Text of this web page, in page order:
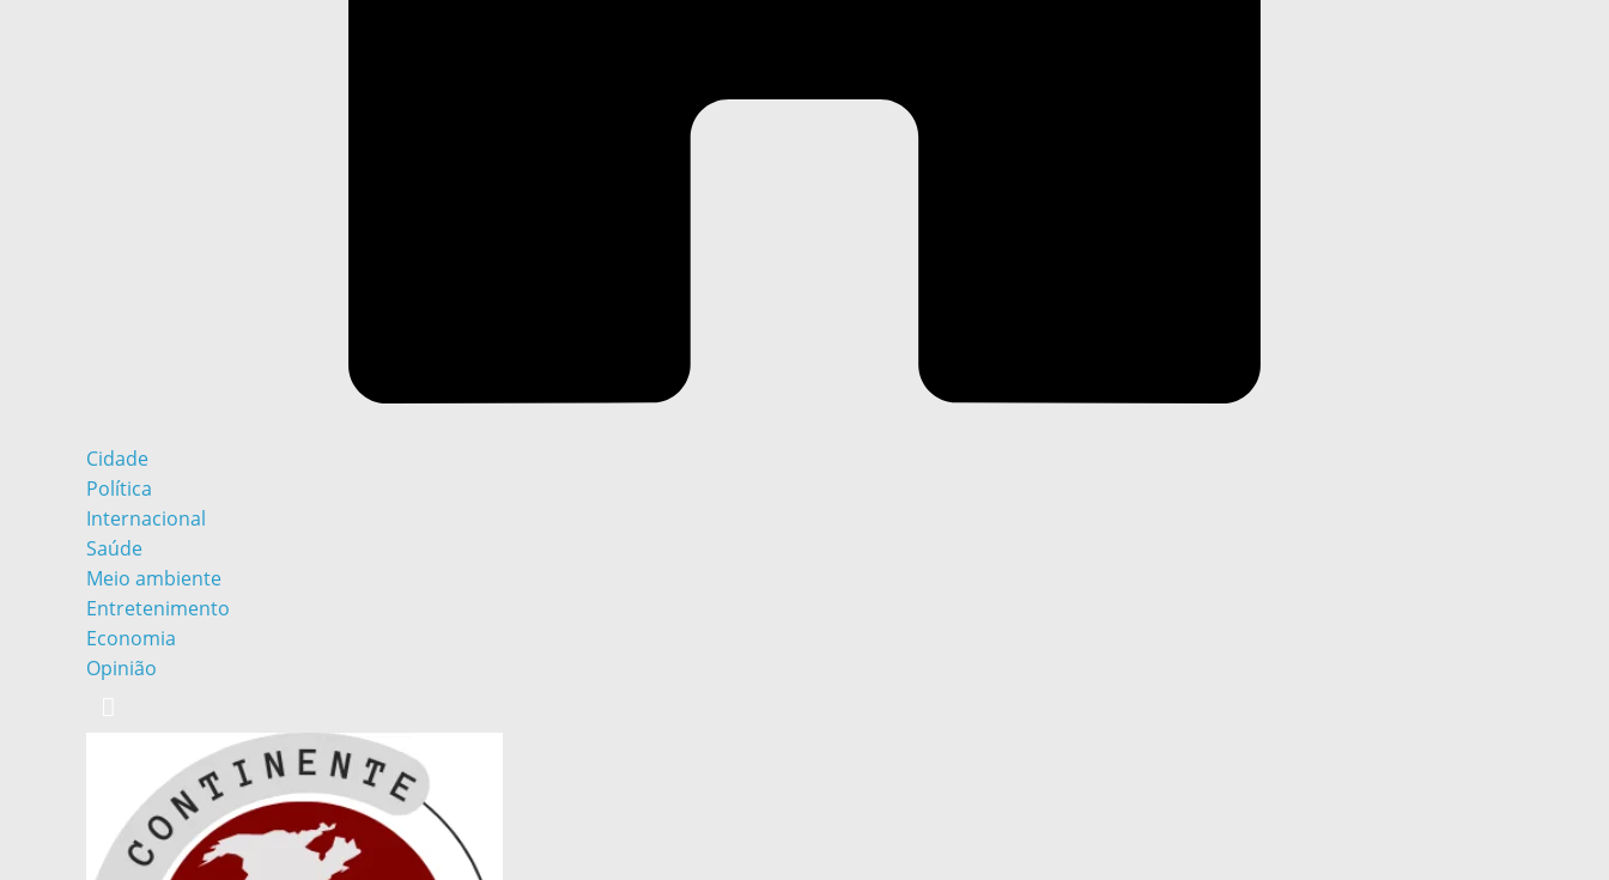
Cidade
Política
Internacional
Saúde
Meio ambiente
Entretenimento
Economia
Opinião